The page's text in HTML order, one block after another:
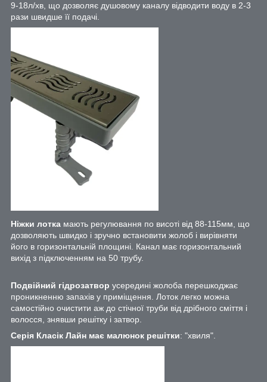
9-18л/хв, що дозволяє душовому каналу відводити воду в 2-3
рази швидше її подачі.
Ніжки лотка мають регулювання по висоті від 88-115мм, що
дозволяють швидко і зручно встановити жолоб і вирівняти
його в горизонтальній площині. Канал має горизонтальний
вихід з підключенням на 50 трубу.
Подвійний гідрозатвор усередині жолоба перешкоджає
проникненню запахів у приміщення. Лоток легко можна
самостійно очистити аж до стічної труби від дрібного сміття і
волосся, знявши решітку і затвор.
Серія Класік Лайн має малюнок решітки: "хвиля".